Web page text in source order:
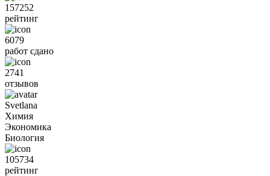
157252
рейтинг
6079
работ сдано
2741
отзывов
Svetlana
Химия
Экономика
Биология
105734
рейтинг